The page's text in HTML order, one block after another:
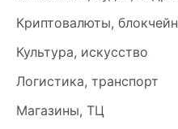
Криптовалюты, блокчейн
Культура, искусство
Логистика, транспорт
Магазины, ТЦ